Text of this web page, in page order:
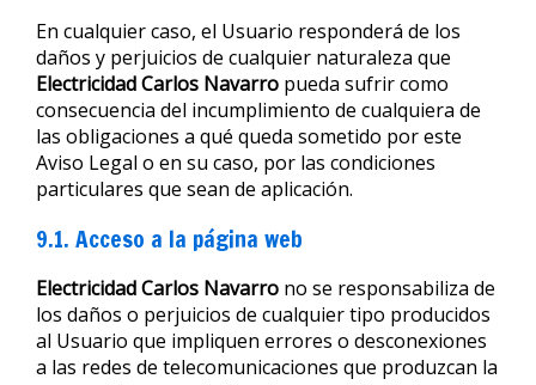
En cualquier caso, el Usuario responderá de los
daños y perjuicios de cualquier naturaleza que
Electricidad Carlos Navarro pueda sufrir como
consecuencia del incumplimiento de cualquiera de
las obligaciones a qué queda sometido por este
Aviso Legal o en su caso, por las condiciones
particulares que sean de aplicación.
9.1. Acceso a la página web
Electricidad Carlos Navarro no se responsabiliza de
los daños o perjuicios de cualquier tipo producidos
al Usuario que impliquen errores o desconexiones
a las redes de telecomunicaciones que produzcan la